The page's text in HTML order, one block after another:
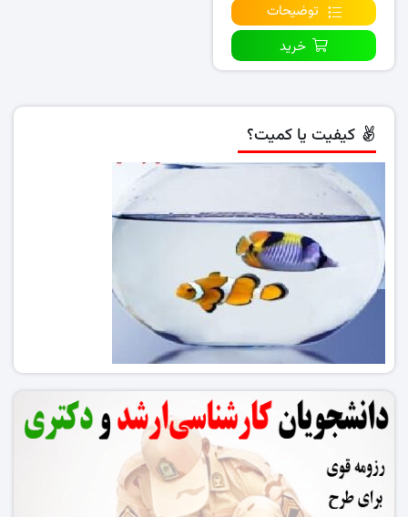
توضیحات
خرید
کیفیت یا کمیت؟